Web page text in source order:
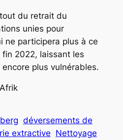
du retrait du
unies pour
ne participera plus à ce
2022, laissant les
plus vulnérables.
déversements de
extractive Nettoyage